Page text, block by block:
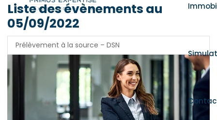
Liste des évènements au
05/09/2022
Prélèvement à la source – DSN